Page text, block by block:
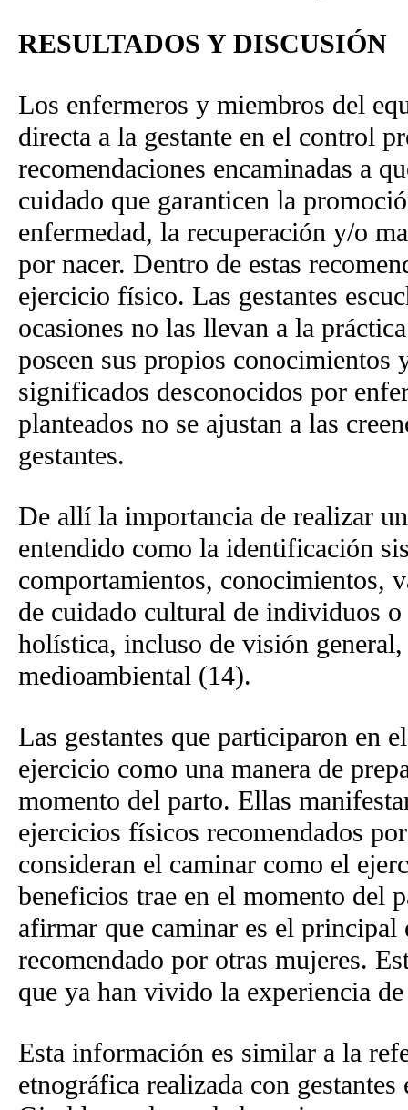
RESULTADOS Y DISCUSIÓN
Los enfermeros y miembros del
directa a la gestante en el control
recomendaciones encaminadas a
cuidado que garanticen la
enfermedad, la recuperación y/o
por nacer. Dentro de estas
ejercicio físico. Las gestantes
ocasiones no las llevan a la
poseen sus propios conocimientos
significados desconocidos por
planteados no se ajustan a las
gestantes.
De allí la importancia de realizar
entendido como la identificación
comportamientos, conocimientos,
de cuidado cultural de individuos
holística, incluso de visión
medioambiental (14).
Las gestantes que participaron en
ejercicio como una manera de
momento del parto. Ellas
ejercicios físicos recomendados
consideran el caminar como el
beneficios trae en el momento del
afirmar que caminar es el
recomendado por otras mujeres.
que ya han vivido la experiencia
Esta información es similar a la
etnográfica realizada con